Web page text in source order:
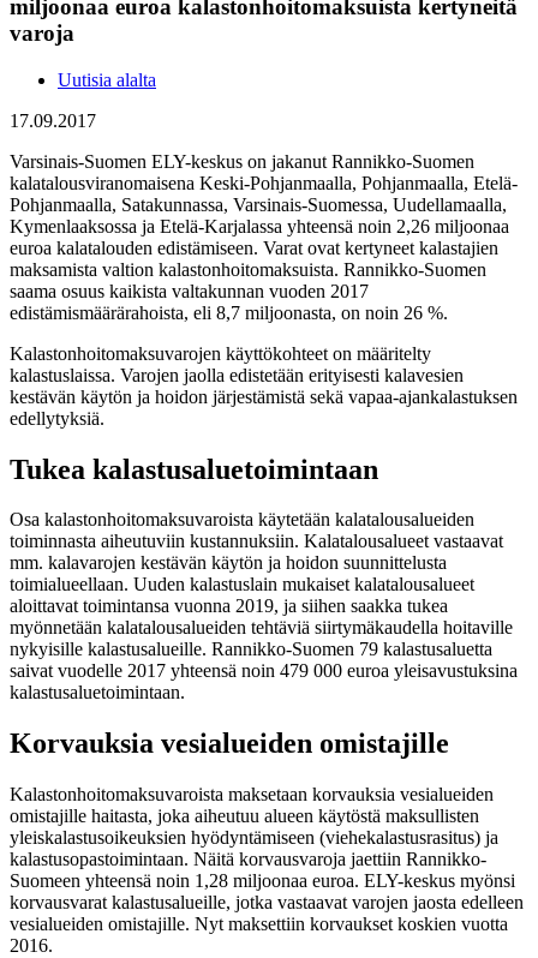
miljoonaa euroa kalastonhoitomaksuista kertyneitä
varoja
Uutisia alalta
17.09.2017
Varsinais-Suomen ELY-keskus on jakanut Rannikko-Suomen
kalatalousviranomaisena Keski-Pohjanmaalla, Pohjanmaalla, Etelä-
Pohjanmaalla, Satakunnassa, Varsinais-Suomessa, Uudellamaalla,
Kymenlaaksossa ja Etelä-Karjalassa yhteensä noin 2,26 miljoonaa
euroa kalatalouden edistämiseen. Varat ovat kertyneet kalastajien
maksamista valtion kalastonhoitomaksuista. Rannikko-Suomen
saama osuus kaikista valtakunnan vuoden 2017
edistämismäärärahoista, eli 8,7 miljoonasta, on noin 26 %.
Kalastonhoitomaksuvarojen käyttökohteet on määritelty
kalastuslaissa. Varojen jaolla edistetään erityisesti kalavesien
kestävän käytön ja hoidon järjestämistä sekä vapaa-ajankalastuksen
edellytyksiä.
Tukea kalastusaluetoimintaan
Osa kalastonhoitomaksuvaroista käytetään kalatalousalueiden
toiminnasta aiheutuviin kustannuksiin. Kalatalousalueet vastaavat
mm. kalavarojen kestävän käytön ja hoidon suunnittelusta
toimialueellaan. Uuden kalastuslain mukaiset kalatalousalueet
aloittavat toimintansa vuonna 2019, ja siihen saakka tukea
myönnetään kalatalousalueiden tehtäviä siirtymäkaudella hoitaville
nykyisille kalastusalueille. Rannikko-Suomen 79 kalastusaluetta
saivat vuodelle 2017 yhteensä noin 479 000 euroa yleisavustuksina
kalastusaluetoimintaan.
Korvauksia vesialueiden omistajille
Kalastonhoitomaksuvaroista maksetaan korvauksia vesialueiden
omistajille haitasta, joka aiheutuu alueen käytöstä maksullisten
yleiskalastusoikeuksien hyödyntämiseen (viehekalastusrasitus) ja
kalastusopastoimintaan. Näitä korvausvaroja jaettiin Rannikko-
Suomeen yhteensä noin 1,28 miljoonaa euroa. ELY-keskus myönsi
korvausvarat kalastusalueille, jotka vastaavat varojen jaosta edelleen
vesialueiden omistajille. Nyt maksettiin korvaukset koskien vuotta
2016.